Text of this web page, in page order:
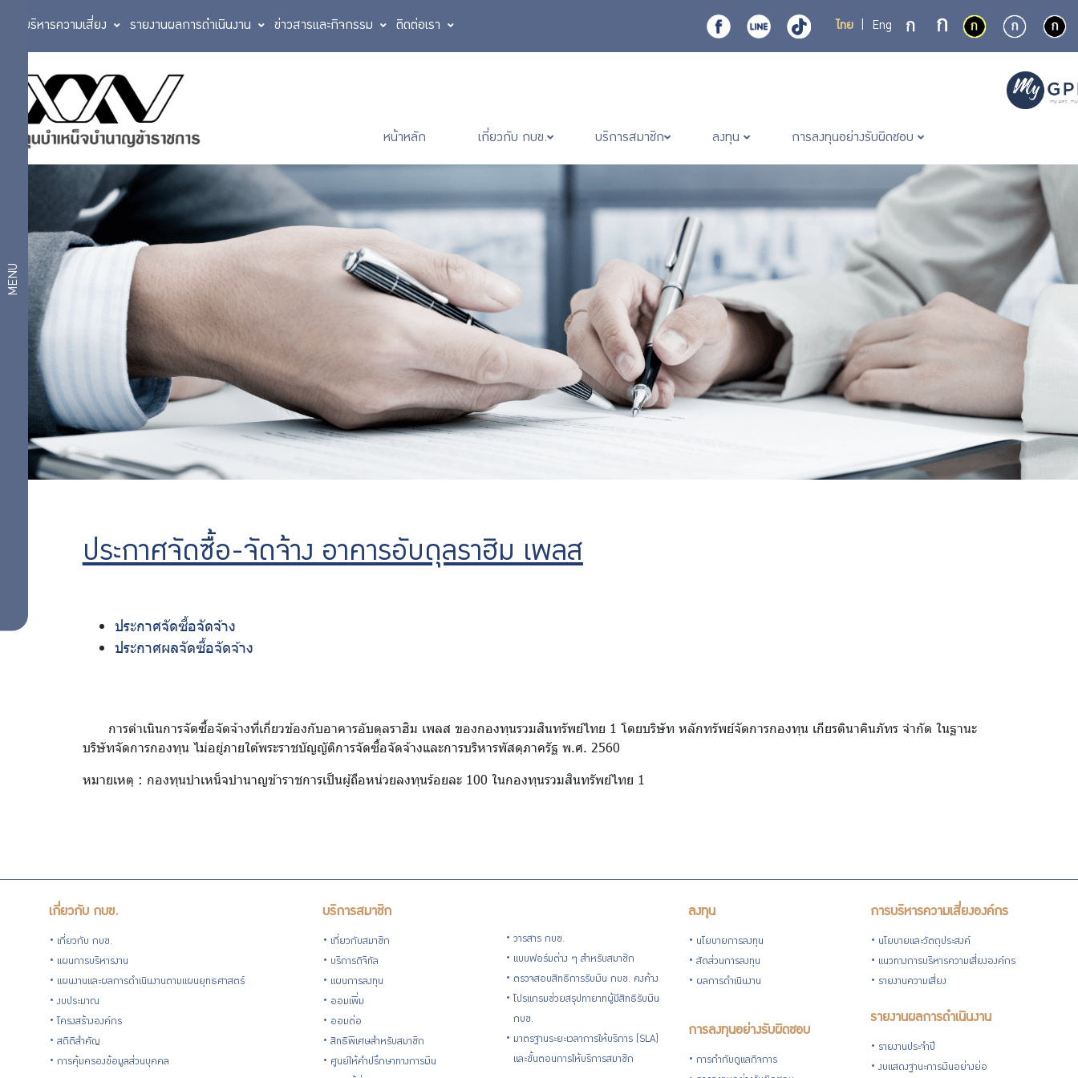
ไทย Eng
การบริหารความเสี่ยง รายงานผลการดำเนินงาน ข่าวสารและกิจกรรม ติดต่อเรา
หน้าหลัก เกี่ยวกับ กบข. บริการสมาชิก ลงทุน การลงทุนอย่างรับผิดชอบ
MENU
จัดซื้อ-
จัดจ้าง
สรุป
ซื้อ-
จัด
จ้าง
วิเคราะห์
จัดซื้อ
ประกาศ
จำหน่าย
ทรัพย์สิน
จัดจ้าง
อาคาร
อับดุล
เพลส
จัดจ้าง
ประกาศ
ผลจัด
ซื้อจัด
จ้าง
ประกาศจัดซื้อ-จัดจ้าง อาคารอับดุลราฮิม เพลส
ประกาศจัดซื้อจัดจ้าง
ประกาศผลจัดซื้อจัดจ้าง
การดำเนินการจัดซื้อจัดจ้างที่เกี่ยวข้องกับอาคารอับดุลราฮิม เพลส ของกองทุนรวมสินทรัพย์ไทย 1 โดยบริษัท หลักทรัพย์จัดการกองทุน เกียรตินาคินภัทร จำกัด ในฐานะ
บริษัทจัดการกองทุน ไม่อยู่ภายใต้พระราชบัญญัติการจัดซื้อจัดจ้างและการบริหารพัสดุภาครัฐ พ.ศ. 2560
หมายเหตุ : กองทุนบำเหน็จบำนาญข้าราชการเป็นผู้ถือหน่วยลงทุนร้อยละ 100 ในกองทุนรวมสินทรัพย์ไทย 1
เกี่ยวกับ กบข.
เกี่ยวกับ กบข.
แผนการบริหารงาน
แผนงานและผลการดำเนินงานตามแผนยุทธศาสตร์
งบประมาณ
โครงสร้างองค์กร
สถิติสำคัญ
การคุ้มครองข้อมูลส่วนบุคคล
บริการสมาชิก
เกี่ยวกับสมาชิก
บริการดิจิทัล
แผนการลงทุน
ออมเพิ่ม
ออมต่อ
สิทธิพิเศษสำหรับสมาชิก
ศูนย์ให้คำปรึกษาทางการเงิน
วารสาร กบข.
แบบฟอร์มต่าง ๆ สำหรับสมาชิก
ตรวจสอบสิทธิการรับเงิน กบข. คงค้าง
โปรแกรมช่วยสรุปทายาทผู้มีสิทธิรับเงิน
กบข.
มาตรฐานระยะเวลาการให้บริการ (SLA)
และขั้นตอนการให้บริการสมาชิก
ลงทุน
นโยบายการลงทุน
สัดส่วนการลงทุน
ผลการดำเนินงาน
การลงทุนอย่างรับผิดชอบ
การกำกับดูแลกิจการ
การบริหารความเสี่ยงองค์กร
นโยบายและวัตถุประสงค์
แนวทางการบริหารความเสี่ยงองค์กร
รายงานความเสี่ยง
รายงานผลการดำเนินงาน
รายงานประจำปี
งบแสดงฐานะการเงินอย่างย่อ